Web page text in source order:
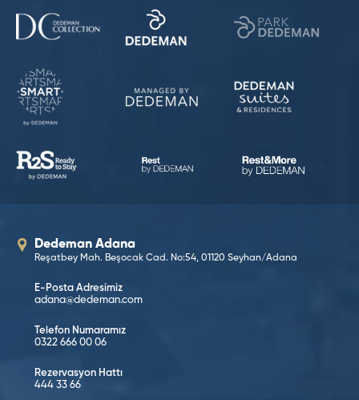
Dedeman Adana
Reşatbey Mah. Beşocak Cad. No:54, 01120 Seyhan/Adana
E-Posta Adresimiz
adana@dedeman.com
Telefon Numaramız
0322 666 00 06
Rezervasyon Hattı
444 33 66